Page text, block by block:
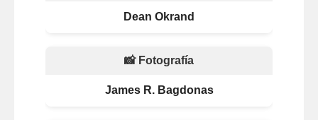
Dean Okrand
📸 Fotografía
James R. Bagdonas